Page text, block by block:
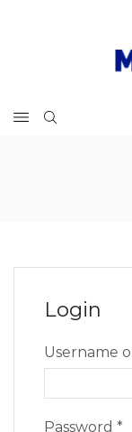
Login
Username
Password *